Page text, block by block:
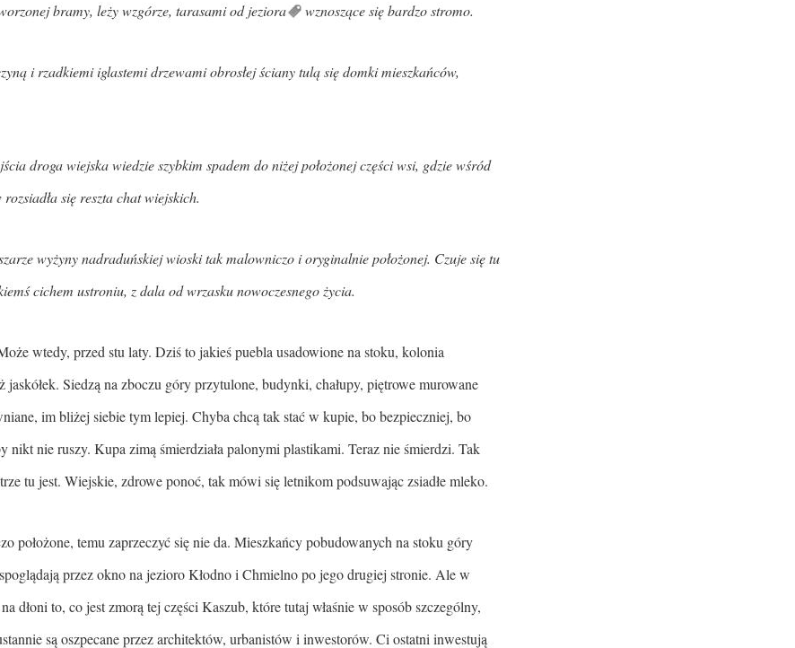
bramy, leży wzgórze, tarasami odjeziora wznoszące się bardzo stromo.
i rzadkiemi iglastemi drzewami obrosłej ściany tulą się domki mieszkańców,
droga wiejska wiedzie szybkim spadem do niżej położonej części wsi, gdzie wśród
się reszta chat wiejskich.
wyżyny nadraduńskiej wioski tak malowniczo i oryginalnie położonej. Czuje się tu
cichem ustroniu, z dala od wrzasku nowoczesnego życia.
wtedy, przed stu laty. Dziś to jakieś puebla usadowione na stoku, kolonia
Siedzą na zboczu góry przytulone, budynki, chałupy, piętrowe murowane
im bliżej siebie tym lepiej. Chyba chcą tak stać w kupie, bo bezpieczniej, bo
nikt nie ruszy. Kupa zimą śmierdziała palonymi plastikami. Teraz nie śmierdzi. Tak
tu jest. Wiejskie, zdrowe ponoć, tak mówi się letnikom podsuwając zsiadłe mleko.
położone, temu zaprzeczyć się nie da. Mieszkańcy pobudowanych na stoku góry
przez okno na jezioro Kłodno i Chmielno po jego drugiej stronie. Ale w
dłoni to, co jest zmorą tej części Kaszub, które tutaj właśnie w sposób szczególny,
są oszpecane przez architektów, urbanistów i inwestorów. Ci ostatni inwestują